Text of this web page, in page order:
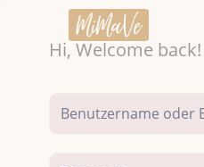
Hi, Welcome back!